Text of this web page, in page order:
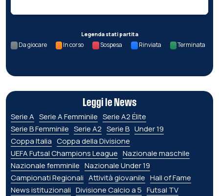
Legenda stati partita
Da giocare In corso Sospesa Rinviata Terminata
Leggi le News
Serie A Serie A Femminile Serie A2 Élite
Serie B Femminile Serie A2 Serie B Under 19
Coppa Italia Coppa della Divisione
UEFA Futsal Champions League Nazionale maschile
Nazionale femminile Nazionale Under 19
Campionati Regionali Attività giovanile Hall of Fame
News istituzionali Divisione Calcio a 5 Futsal TV